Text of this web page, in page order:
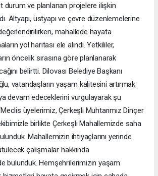
durum ve planlanan projelere ilişkin
Altyapı, üstyapı ve çevre düzenlemelerine
mahallede hayata
yol haritası ele alındı. Yetkililer,
öncelik sırasına göre planlanarak
belirtti. Dilovası Belediye Başkanı
vatandaşların yaşam kalitesini artırmak
devam edeceklerini vurgulayarak şu
üyelerimiz, Çerkeşli Muhtarımız Dinçer
birlikte Çerkeşli Mahallemizde saha
Mahallemizin ihtiyaçlarını yerinde
çalışmalar hakkında
bulunduk. Hemşehrilerimizin yaşam